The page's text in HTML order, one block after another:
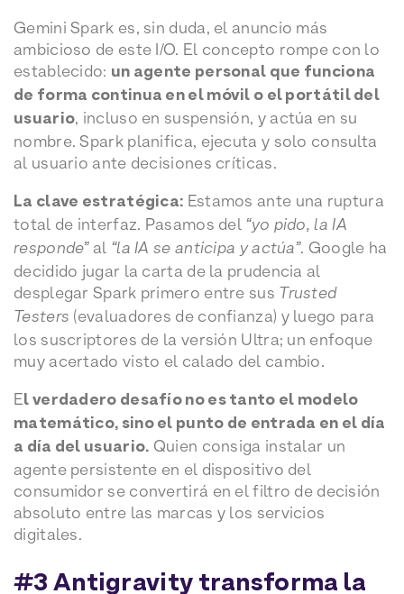
Gemini Spark es, sin duda, el anuncio más
ambicioso de este I/O. El concepto rompe con lo
establecido: un agente personal que funciona
de forma continua en el móvil o el portátil del
usuario, incluso en suspensión, y actúa en su
nombre. Spark planifica, ejecuta y solo consulta
al usuario ante decisiones críticas.
La clave estratégica: Estamos ante una ruptura
total de interfaz. Pasamos del “yo pido, la IA
responde”al “la IA se anticipa y actúa”. Google ha
decidido jugar la carta de la prudencia al
desplegar Spark primero entre sus Trusted
Testers (evaluadores de confianza) y luego para
los suscriptores de la versión Ultra; un enfoque
muy acertado visto el calado del cambio.
El verdadero desafío no es tanto el modelo
matemático, sino el punto de entrada en el día
a día del usuario. Quien consiga instalar un
agente persistente en el dispositivo del
consumidor se convertirá en el filtro de decisión
absoluto entre las marcas y los servicios
digitales.
#3 Antigravity transforma la